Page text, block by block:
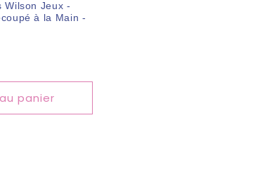
Wilson Jeux -
à la Main -
panier